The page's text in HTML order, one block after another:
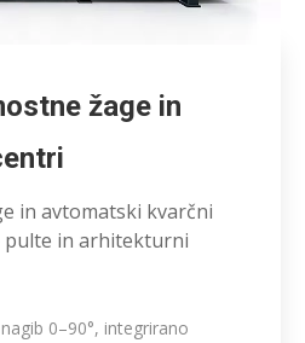
žage in
in avtomatski kvarčni
pulte in arhitekturni
0–90°, integrirano